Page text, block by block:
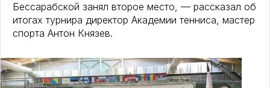
Бессарабской занял второе место, — рассказал об
итогах турнира директор Академии тенниса, мастер
спорта Антон Князев.